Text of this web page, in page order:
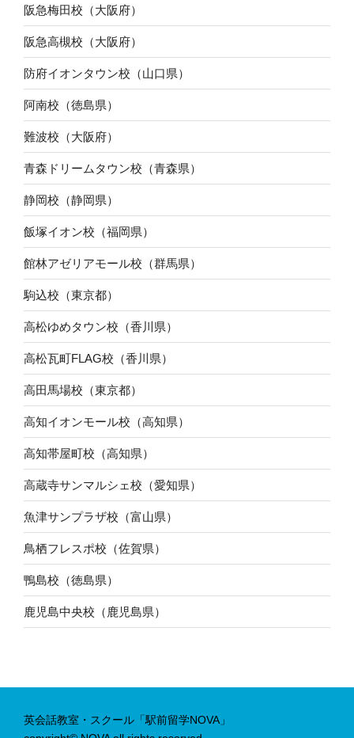
阪急梅田校（大阪府）
阪急高槻校（大阪府）
防府イオンタウン校（山口県）
阿南校（徳島県）
難波校（大阪府）
青森ドリームタウン校（青森県）
静岡校（静岡県）
飯塚イオン校（福岡県）
館林アゼリアモール校（群馬県）
駒込校（東京都）
高松ゆめタウン校（香川県）
高松瓦町FLAG校（香川県）
高田馬場校（東京都）
高知イオンモール校（高知県）
高知帯屋町校（高知県）
高蔵寺サンマルシェ校（愛知県）
魚津サンプラザ校（富山県）
鳥栖フレスポ校（佐賀県）
鴨島校（徳島県）
鹿児島中央校（鹿児島県）
英会話教室・スクール「駅前留学NOVA」